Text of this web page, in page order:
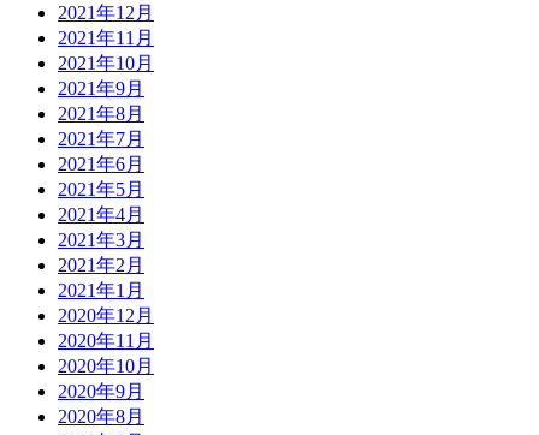
2021年12月
2021年11月
2021年10月
2021年9月
2021年8月
2021年7月
2021年6月
2021年5月
2021年4月
2021年3月
2021年2月
2021年1月
2020年12月
2020年11月
2020年10月
2020年9月
2020年8月